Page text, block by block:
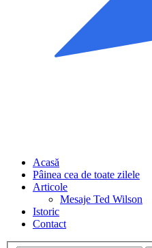
Acasă
Pâinea cea de toate zilele
Articole
Mesaje Ted Wilson
Istoric
Contact